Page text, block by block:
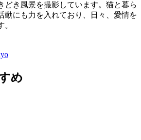
どき風景を撮影しています。猫と暮ら
動にも力を入れており、日々、愛情を
め